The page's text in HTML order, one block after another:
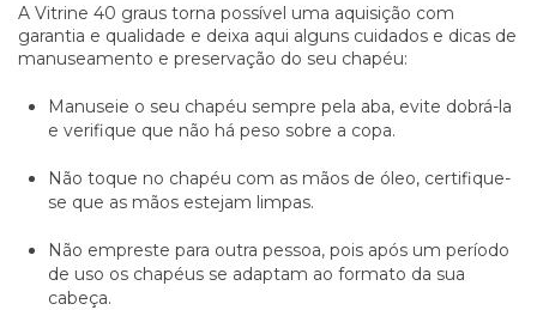
A Vitrine 40 graus torna possível uma aquisição com
garantia e qualidade e deixa aqui alguns cuidados e dicas de
manuseamento e preservação do seu chapéu:
Manuseie o seu chapéu sempre pela aba, evite dobrá-la
e verifique que não há peso sobre a copa.
Não toque no chapéu com as mãos de óleo, certifique-
se que as mãos estejam limpas.
Não empreste para outra pessoa, pois após um período
de uso os chapéus se adaptam ao formato da sua
cabeça.